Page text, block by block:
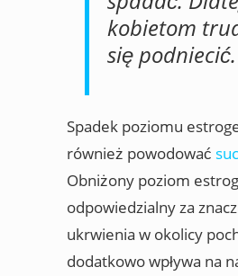
kobietom
się podniecić.
Spadek poziomu
również powodować
Obniżony poziom
odpowiedzialny za
ukrwienia w okolicy
dodatkowo wpływa na